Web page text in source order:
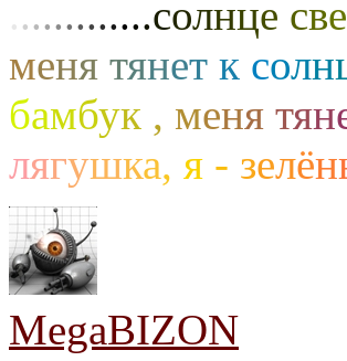
............солнце све
меня тянет к солн
бамбук , меня тян
лягушка, я - зелён
MegaBIZON